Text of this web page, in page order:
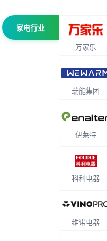
家电行业
万家乐
瑞能集团
伊莱特
科利电器
维诺电器